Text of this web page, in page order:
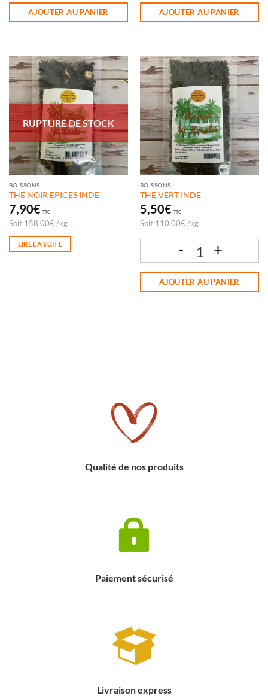
AJOUTER AU PANIER AJOUTER AU PANIER
RUPTURE DE STOCK
BOISSONS
THE NOIR EPICES INDE
7,90€ TTC
Soit 158,00€ /kg
LIRE LA SUITE
BOISSONS
THE VERT INDE
5,50€ TTC
Soit 110,00€ /kg
AJOUTER AU PANIER
Qualité de nos produits
Paiement sécurisé
Livraison express